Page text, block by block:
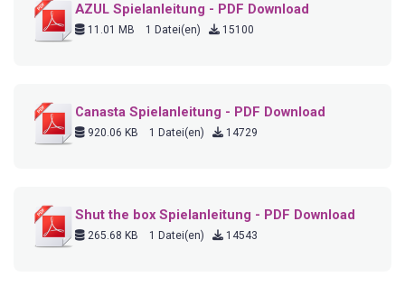
AZUL Spielanleitung - PDF Download
11.01 MB 1 Datei(en) 15100
Canasta Spielanleitung - PDF Download
920.06 KB 1 Datei(en) 14729
Shut the box Spielanleitung - PDF Download
265.68 KB 1 Datei(en) 14543